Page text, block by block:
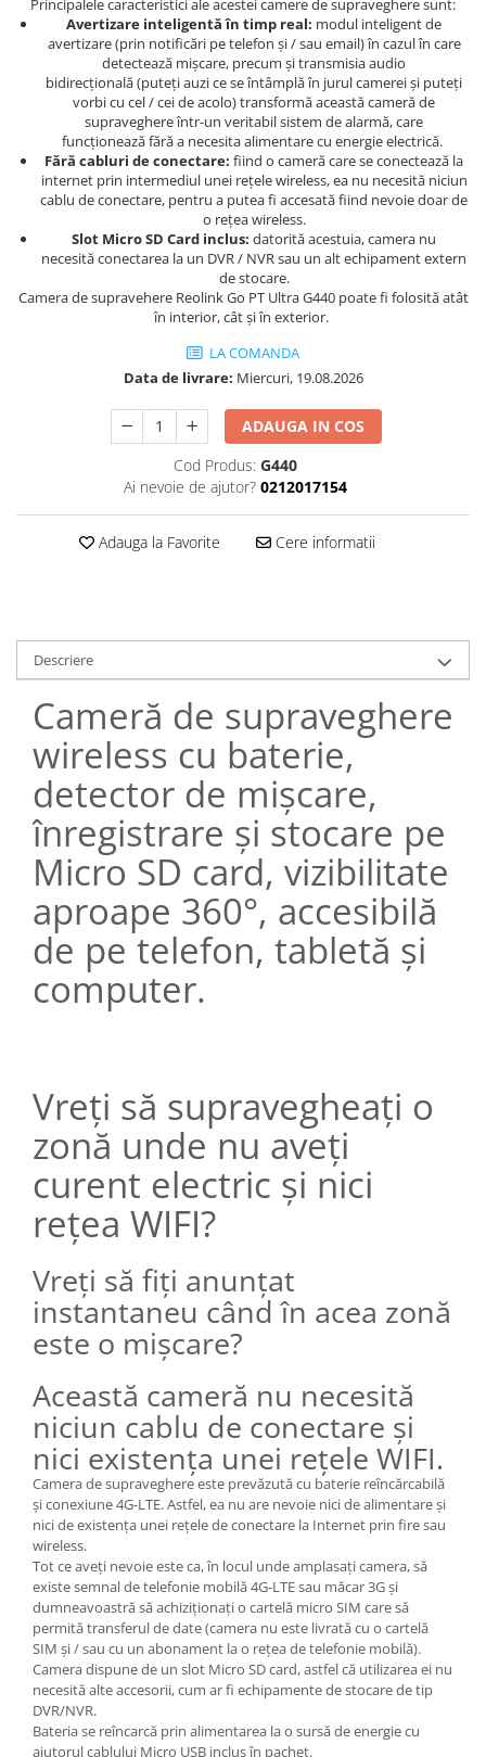
Principalele caracteristici ale acestei camere de supraveghere sunt:
Avertizare inteligentă în timp real: modul inteligent de
avertizare (prin notificări pe telefon și / sau email) în cazul în care
detectează mișcare, precum și transmisia audio
bidirecțională (puteți auzi ce se întâmplă în jurul camerei și puteți
vorbi cu cel / cei de acolo) transformă această cameră de
supraveghere într-un veritabil sistem de alarmă, care
funcționează fără a necesita alimentare cu energie electrică.
Fără cabluri de conectare: fiind o cameră care se conectează la
internet prin intermediul unei rețele wireless, ea nu necesită niciun
cablu de conectare, pentru a putea fi accesată fiind nevoie doar de
o rețea wireless.
Slot Micro SD Card inclus: datorită acestuia, camera nu
necesită conectarea la un DVR / NVR sau un alt echipament extern
de stocare.
Camera de supravehere Reolink Go PT Ultra G440 poate fi folosită atât
în interior, cât și în exterior.
LA COMANDA
Data de livrare: Miercuri, 19.08.2026
ADAUGA IN COS
Cod Produs: G440
Ai nevoie de ajutor? 0212017154
Adauga la Favorite Cere informatii
Descriere
Cameră de supraveghere
wireless cu baterie,
detector de mișcare,
înregistrare și stocare pe
Micro SD card, vizibilitate
aproape 360°, accesibilă
de pe telefon, tabletă și
computer.
Vreți să supravegheați o
zonă unde nu aveți
curent electric și nici
rețea WIFI?
Vreți să fiți anunțat
instantaneu când în acea zonă
este o mișcare?
Această cameră nu necesită
niciun cablu de conectare și
nici existența unei rețele WIFI.
Camera de supraveghere este prevăzută cu baterie reîncărcabilă
și conexiune 4G-LTE. Astfel, ea nu are nevoie nici de alimentare și
nici de existența unei rețele de conectare la Internet prin fire sau
wireless.
Tot ce aveți nevoie este ca, în locul unde amplasați camera, să
existe semnal de telefonie mobilă 4G-LTE sau măcar 3G și
dumneavoastră să achiziționați o cartelă micro SIM care să
permită transferul de date (camera nu este livrată cu o cartelă
SIM și / sau cu un abonament la o rețea de telefonie mobilă).
Camera dispune de un slot Micro SD card, astfel că utilizarea ei nu
necesită alte accesorii, cum ar fi echipamente de stocare de tip
DVR/NVR.
Bateria se reîncarcă prin alimentarea la o sursă de energie cu
ajutorul cablului Micro USB inclus în pachet.